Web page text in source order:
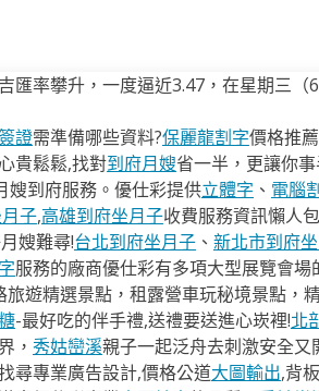
匯率攀升，一度逼近3.47，在星期三
證需準備哪些資料?保麗龍割字價格推
貴鬆鬆,找對到府月嫂省一半，更讓你
嫂到府服務。優仕彩提供立體字 、 電腦
子,高雄到府坐月子收費服務資訊懶人
嫂難尋!台北到府坐月子、 新北市到府
服務的廠商優仕彩有多項大型展覽會場
旅遊精選景點，租露營車玩秘境景點，
-最好吃的伴手禮,送禮要送進心崁裡!北
， 秀姑巒溪親子一起泛舟去​刺激安全
尋專業廣告設計,價格公道大圖輸出,背